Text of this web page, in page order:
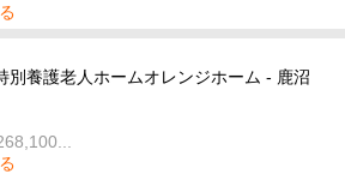
別養護老人ホームオレンジホーム - 鹿沼